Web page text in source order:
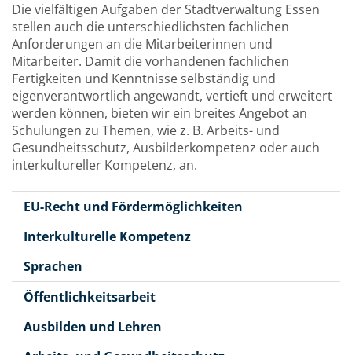
Die vielfältigen Aufgaben der Stadtverwaltung Essen
stellen auch die unterschiedlichsten fachlichen
Anforderungen an die Mitarbeiterinnen und
Mitarbeiter. Damit die vorhandenen fachlichen
Fertigkeiten und Kenntnisse selbständig und
eigenverantwortlich angewandt, vertieft und erweitert
werden können, bieten wir ein breites Angebot an
Schulungen zu Themen, wie z. B. Arbeits- und
Gesundheitsschutz, Ausbilderkompetenz oder auch
interkultureller Kompetenz, an.
EU-Recht und Fördermöglichkeiten
Interkulturelle Kompetenz
Sprachen
Öffentlichkeitsarbeit
Ausbilden und Lehren